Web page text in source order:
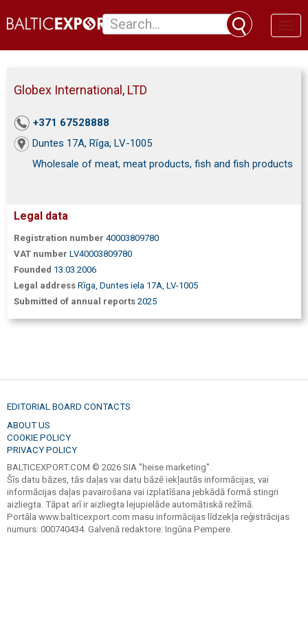
Globex International, LTD
+371 67528888
Duntes 17A, Rīga, LV-1005
Wholesale of meat, meat products, fish and fish products
Legal data
Registration number 40003809780
VAT number LV40003809780
Founded 13.03.2006
Legal address Rīga, Duntes iela 17A, LV-1005
Submitted of annual reports 2025
EDITORIAL BOARD CONTACTS
ABOUT US
COOKIE POLICY
PRIVACY POLICY
BALTICEXPORT.COM © 2026 SIA "heise marketing".
Šīs datu bāzes, tās daļas vai datu bāzē iekļautās informācijas, vai
informācijas daļas pavairošana vai izplatīšana jebkādā formā stingri
aizliegta. Tāpat arī ir aizliegta lejupielāde automātiskā režīmā.
Portāla www.balticexport.com masu informācijas līdzekļa reģistrācijas
numurs: 000740434. Galvenā redaktore: Ingūna Pempere.